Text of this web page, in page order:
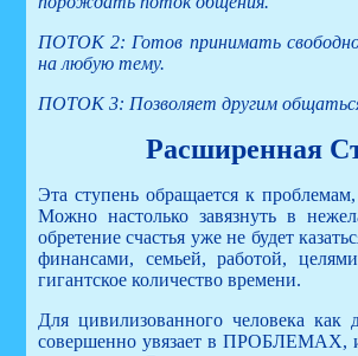
ПОТОК 2: Готов принимать
на любую тему.
ПОТОК 3: Позволяет другим
Расширенная
Эта ступень обращается к
Можно настолько завязнуть в
обретение счастья уже не будет
финансами, семьей, работой,
гигантское количество времени.
Для цивилизованного человека
совершенно увязает в ПРОБЛЕМАХ,